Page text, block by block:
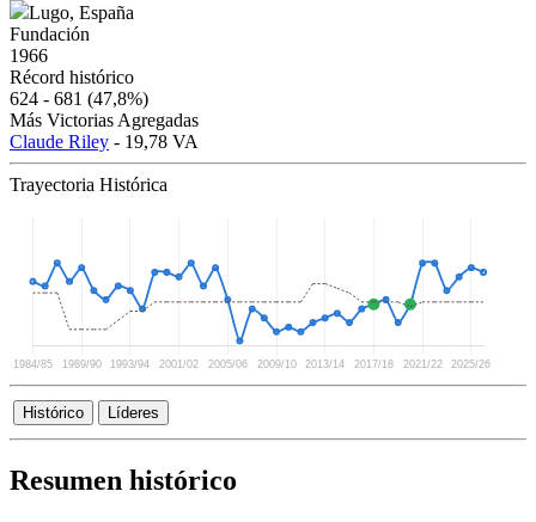
Lugo, España
Fundación
1966
Récord histórico
624 - 681 (47,8%)
Más Victorias Agregadas
Claude Riley - 19,78 VA
Trayectoria Histórica
Histórico Líderes
Resumen histórico